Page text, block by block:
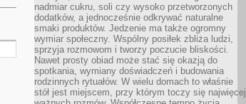
nadmiar cukru, soli czy wysoko przetworzonych
dodatków, a jednocześnie odkrywać naturalne
smaki produktów. Jedzenie ma także ogromny
wymiar społeczny. Wspólny posiłek zbliża ludzi,
sprzyja rozmowom i tworzy poczucie bliskości.
Nawet prosty obiad może stać się okazją do
spotkania, wymiany doświadczeń i budowania
rodzinnych rytuałów. W wielu domach to właśnie
stół jest miejscem, przy którym toczy się najwięcej